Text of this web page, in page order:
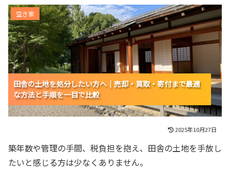
田舎の土地を処分したい方へ｜売却・買取・寄付まで最
適な方法と手順を一目で比較
田舎の土地を処分したい方へ｜売却・買取・寄付まで最適
な方法と手順を一目で比較
田舎の土地を処分したい方へ｜売却・買取・寄付まで最適
な方法と手順を一目で比較
田舎の土地を処分したい方へ｜売却・買取・寄付まで最適
な方法と手順を一目で比較
空き家
2025年10月27日
築年数や管理の手間、税負担を抱え、田舎の土地を手放し
たいと感じる方は少なくありません。